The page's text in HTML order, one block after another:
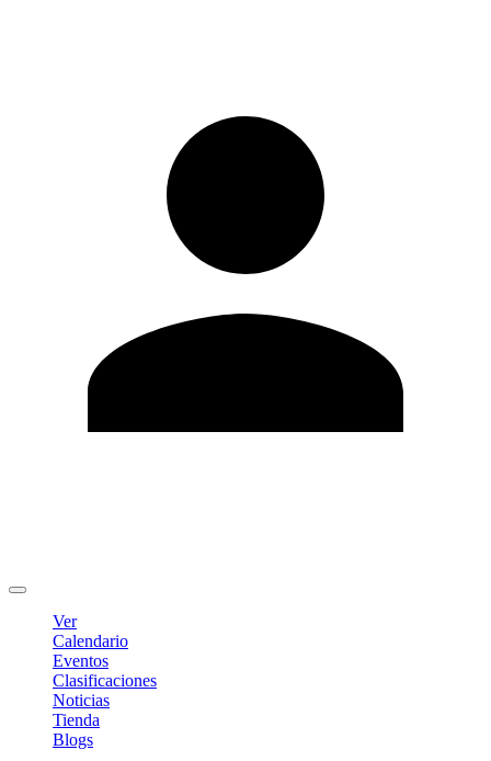
Ver
Calendario
Eventos
Clasificaciones
Noticias
Tienda
Blogs